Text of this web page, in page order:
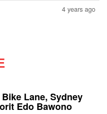
4 years ago
Lane, Sydney
Edo Bawono